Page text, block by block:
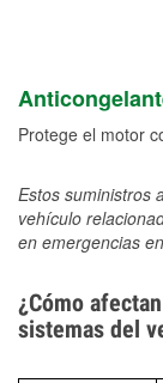
Protege el motor
Estos suministros
vehículo
en emergencias
¿Cómo
sistemas del